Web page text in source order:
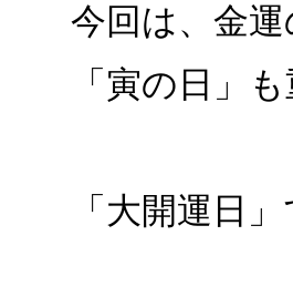
今回は、金
「寅の日」
「大開運日